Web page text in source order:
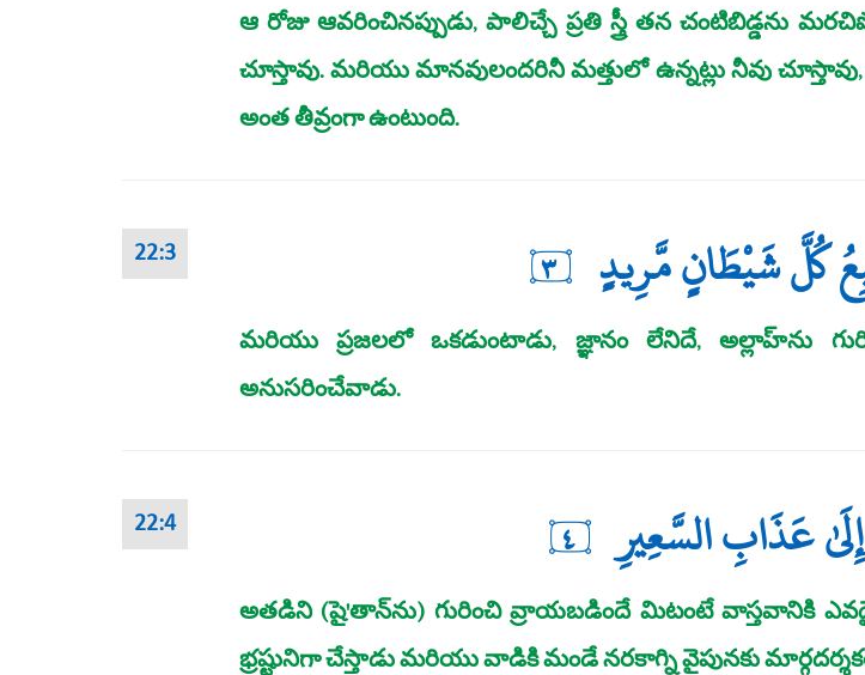
ఆ రోజు ఆవరించినప్పుడు, పాలిచ్చే ప్రతి స్త్రీ తన చంటిబిడ్డను
చూస్తావు. మరియు మానవులందరినీ మత్తులో ఉన్నట్లు నీవు
అంత తీవ్రంగా ఉంటుంది.
22:3 كُلَّ شَيْطَانٍ مَّرِيدٍ ٣
మరియు ప్రజలలో ఒకడుంటాడు, జ్ఞానం లేనిదే, అల్లాహ్‌ను
అనుసరించేవాడు.
22:4 عَذَابِ السَّعِيرِ ٤
అతడిని (షై'తాన్‌ను) గురించి వ్రాయబడిందే మిటంటే వాస్తవానికి
భ్రష్టునిగా చేస్తాడు మరియు వాడికి మండే నరకాగ్ని వైపునకు